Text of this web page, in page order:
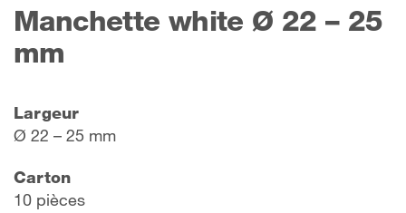
Manchette white Ø 22 – 25
mm
Largeur
Ø 22 – 25 mm
Carton
10 pièces